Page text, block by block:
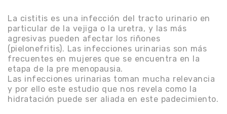
La cistitis es una infección del tracto urinario en
particular de la vejiga o la uretra, y las más
agresivas pueden afectar los riñones
(pielonefritis). Las infecciones urinarias son más
frecuentes en mujeres que se encuentra en la
etapa de la pre menopausia.
Las infecciones urinarias toman mucha relevancia
y por ello este estudio que nos revela como la
hidratación puede ser aliada en este padecimiento.